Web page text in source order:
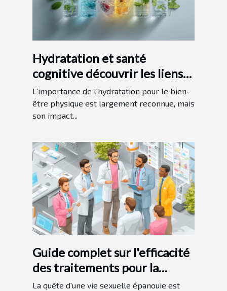
Hydratation et santé
cognitive découvrir les liens
méconnus pour booster ses
performances mentales
L'importance de l'hydratation pour le bien-
être physique est largement reconnue, mais
son impact...
Guide complet sur l'efficacité
des traitements pour la
performance sexuelle
La quête d'une vie sexuelle épanouie est